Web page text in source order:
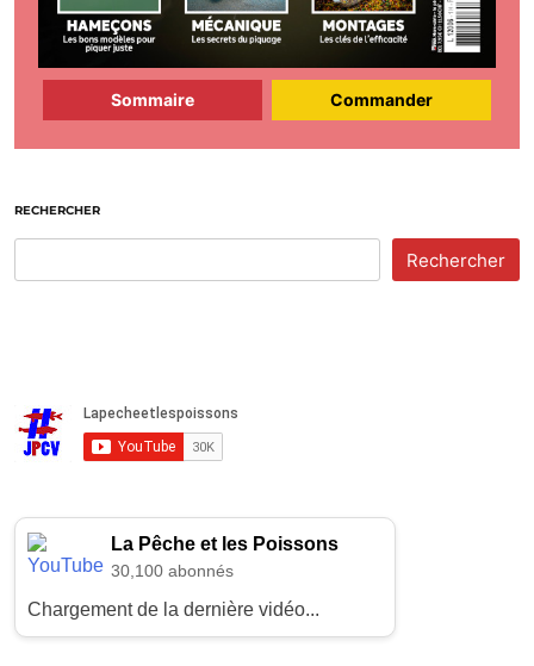
Sommaire Commander
RECHERCHER
Rechercher
La Pêche et les Poissons
30,100 abonnés
Chargement de la dernière vidéo...